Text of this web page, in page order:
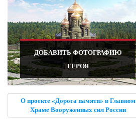
ДОБАВИТЬ ФОТОГРАФИЮ
ГЕРОЯ
О проекте «Дорога памяти» в Главном
Храме Вооруженных сил России